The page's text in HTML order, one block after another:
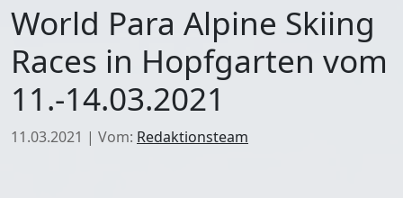
World Para Alpine Skiing
Races in Hopfgarten vom
11.-14.03.2021
11.03.2021 | Vom: Redaktionsteam